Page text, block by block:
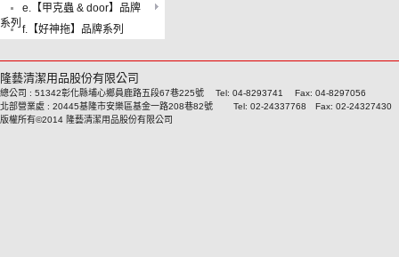
e.【甲克蟲 & door】品牌
系列 f.【好神拖】品牌系列
隆藝清潔用品股份有限公司
總公司 : 51342彰化縣埔心鄉員鹿路五段67巷225號 Tel: 04-8293741 Fax: 04-8297056
北部營業處 : 20445基隆市安樂區基金一路208巷82號 Tel: 02-24337768 Fax: 02-24327430
版權所有©2014 隆藝清潔用品股份有限公司